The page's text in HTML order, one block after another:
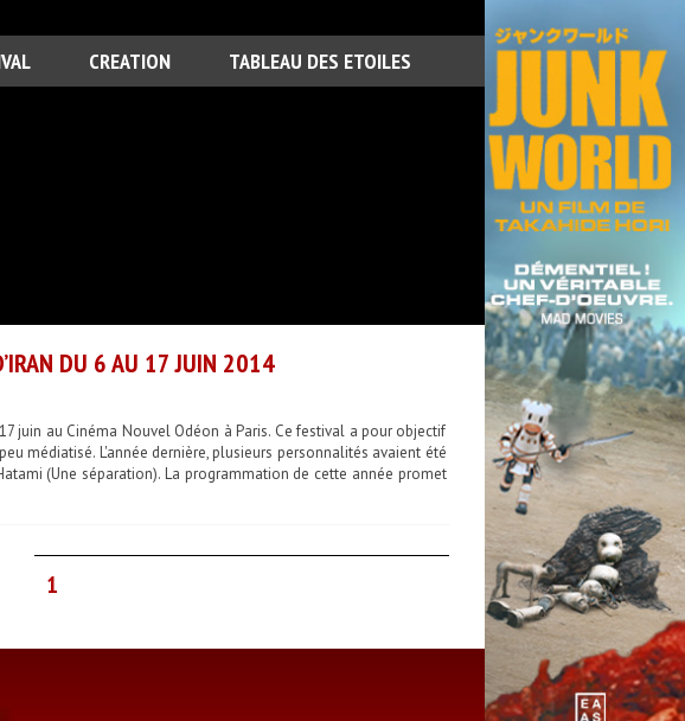
CREATION TABLEAU DES ETOILES
DU 6 AU 17 JUIN 2014
juin au Cinéma Nouvel Odéon à Paris. Ce festival a pour objectif
médiatisé. L'année dernière, plusieurs personnalités avaient été
(Une séparation). La programmation de cette année promet
1